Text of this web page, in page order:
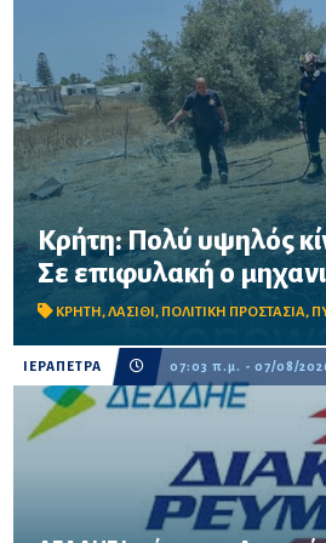
Κρήτη: Πολύ υψηλός
Σε επιφυλακή ο
ΚΡΗΤΗ ,ΛΑΣΙΘΙ , ΠΟΛΙΤΙΚΗ ΠΡΟΣΤΑΣΙΑ,
Σε επιφυλακή ο μηχανισμός
στην Κρήτη το Σάββατο 8
δασικές περιοχές, μεταξύ των
ΙΕΡΑΠΕΤΡΑ 07:03 π.μ. - 07/08/